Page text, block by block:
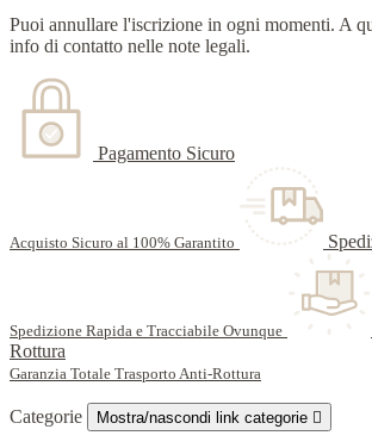
Puoi annullare l'iscrizione in ogni momenti. A
info di contatto nelle note legali.
Pagamento Sicuro
Acquisto Sicuro al 100% Garantito
Spedizione Rapida e Tracciabile Ovunque
Rottura
Garanzia Totale Trasporto Anti-Rottura
Categorie Mostra/nascondi link categorie 